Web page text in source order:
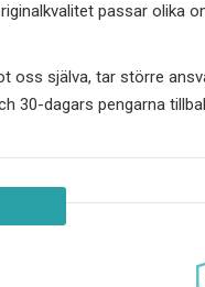
passar olika
oss själva, tar större
30-dagars pengarna